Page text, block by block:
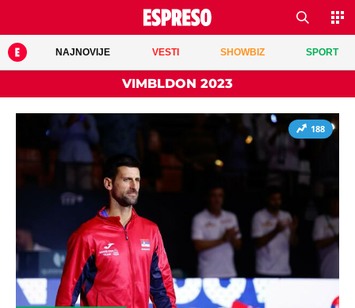
NAJNOVIJE VESTI SHOWBIZ SPORT
VIMBLDON 2023
188